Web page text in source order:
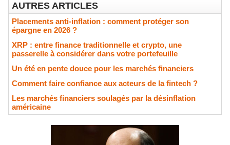
AUTRES ARTICLES
Placements anti-inflation : comment protéger son
épargne en 2026 ?
XRP : entre finance traditionnelle et crypto, une
passerelle à considérer dans votre portefeuille
Un été en pente douce pour les marchés financiers
Comment faire confiance aux acteurs de la fintech ?
Les marchés financiers soulagés par la désinflation
américaine